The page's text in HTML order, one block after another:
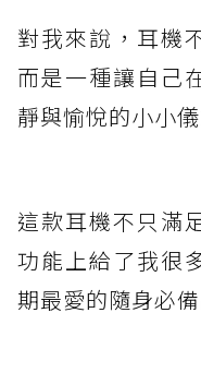
對我來說，耳機
而是一種讓自己
靜與愉悅的小小儀
這款耳機不只滿
功能上給了我很
期最愛的隨身必備